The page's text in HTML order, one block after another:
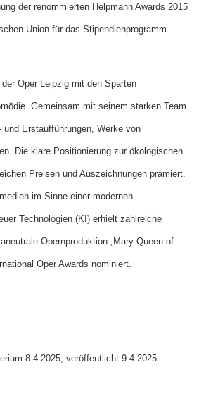
der renommierten Helpmann Awards 2015
Union für das Stipendienprogramm
Oper Leipzig mit den Sparten
Gemeinsam mit seinem starken Team
Erstaufführungen, Werke von
Die klare Positionierung zur ökologischen
Preisen und Auszeichnungen prämiert.
im Sinne einer modernen
Technologien (KI) erhielt zahlreiche
Opernproduktion „Mary Queen of
Oper Awards nominiert.
8.4.2025; veröffentlicht 9.4.2025